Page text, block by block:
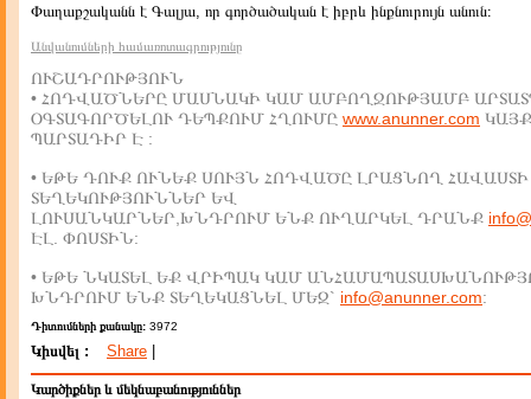
Փաղաքշականն է Գալյա, որ գործածական է իբրև ինքնուրույն անուն։
Անվանումների համառոտագրությունը
ՈՒՇԱԴՐՈՒԹՅՈՒՆ
• ՀՈԴՎԱԾՆԵՐԸ ՄԱՍՆԱԿԻ ԿԱՄ ԱՄԲՈՂՋՈՒԹՅԱՄԲ
ՕԳՏԱԳՈՐԾԵԼՈՒ ԴԵՊՔՈՒՄ ՀՂՈՒՄԸ www.anunner.com
ՊԱՐՏԱԴԻՐ Է :
• ԵԹԵ ԴՈՒՔ ՈՒՆԵՔ ՍՈՒՅՆ ՀՈԴՎԱԾԸ ԼՐԱՑՆՈՂ ՀԱՎԱՍՏԻ
ՏԵՂԵԿՈՒԹՅՈՒՆՆԵՐ ԵՎ
ԼՈՒՍԱՆԿԱՐՆԵՐ,ԽՆԴՐՈՒՄ ԵՆՔ ՈՒՂԱՐԿԵԼ ԴՐԱՆՔ
ԷԼ. ՓՈՍՏԻՆ:
• ԵԹԵ ՆԿԱՏԵԼ ԵՔ ՎՐԻՊԱԿ ԿԱՄ
ԽՆԴՐՈՒՄ ԵՆՔ ՏԵՂԵԿԱՑՆԵԼ ՄԵԶ` info@anunner.com:
Դիտումների քանակը: 3972
Կիսվել : Share
Կարծիքներ և մեկնաբանություններ